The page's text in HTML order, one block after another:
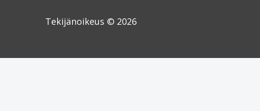
Tekijänoikeus © 2026